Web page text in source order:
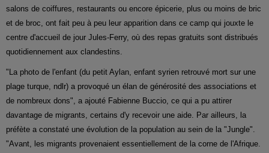
salons de coiffures, restaurants ou encore épicerie, plus ou moins de bric
et de broc, ont fait peu à peu leur apparition dans ce camp qui jouxte le
centre d'accueil de jour Jules-Ferry, où des repas gratuits sont distribués
quotidiennement aux clandestins.
"La photo de l'enfant (du petit Aylan, enfant syrien retrouvé mort sur une
plage turque, ndlr) a provoqué un élan de générosité des associations et
de nombreux dons", a ajouté Fabienne Buccio, ce qui a pu attirer
davantage de migrants, certains d'y recevoir une aide. Par ailleurs, la
préfète a constaté une évolution de la population au sein de la "Jungle".
"Avant, les migrants provenaient essentiellement de la corne de l'Afrique.